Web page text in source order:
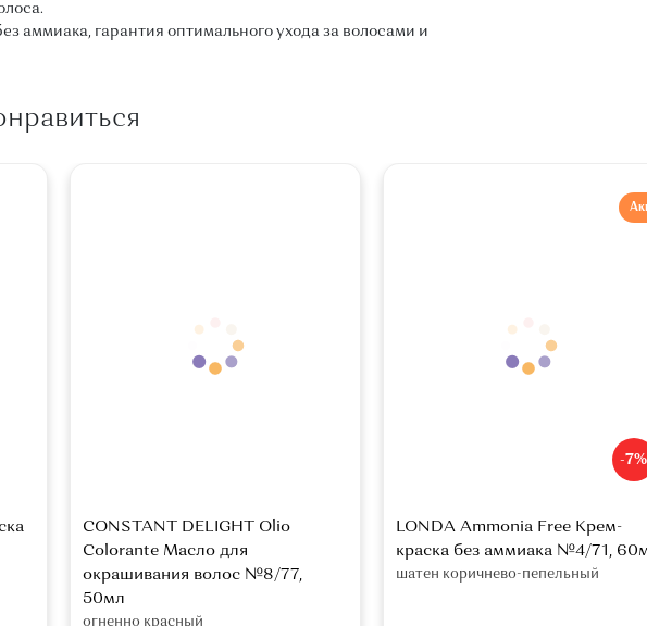
аммиака, гарантия оптимального ухода за волосами и
CONSTANT DELIGHT Olio
Colorante Масло для
окрашивания волос №8/77,
50мл
огненно красный
-7%
LONDA Ammonia Free Крем-
краска без аммиака №4/71,
шатен коричнево-пепельный